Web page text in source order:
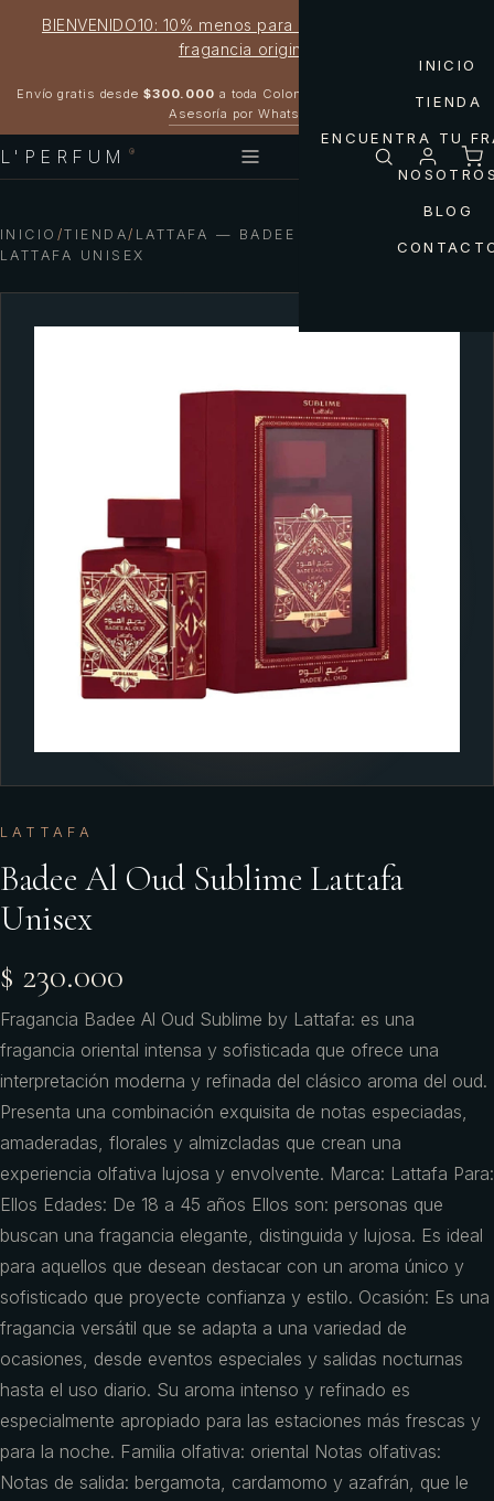
BIENVENIDO10: 10% menos para estrenar tu próxima
fragancia original
Envío gratis desde $300.000 a toda Colombia
Asesoría por WhatsApp
L'PERFUM ®
INICIO
TIENDA
ENCUENTRA TU
BLOG
INICIO /TIENDA/ LATTAFA — BADEE AL OUD SUBLIME
LATTAFA UNISEX
LATTAFA
Badee Al Oud Sublime Lattafa
Unisex
$ 230.000
Fragancia Badee Al Oud Sublime by Lattafa: es una
fragancia oriental intensa y sofisticada que ofrece una
interpretación moderna y refinada del clásico aroma del oud.
Presenta una combinación exquisita de notas especiadas,
amaderadas, florales y almizcladas que crean una
experiencia olfativa lujosa y envolvente. Marca: Lattafa Para:
Ellos Edades: De 18 a 45 años Ellos son: personas que
buscan una fragancia elegante, distinguida y lujosa. Es ideal
para aquellos que desean destacar con un aroma único y
sofisticado que proyecte confianza y estilo. Ocasión: Es una
fragancia versátil que se adapta a una variedad de
ocasiones, desde eventos especiales y salidas nocturnas
hasta el uso diario. Su aroma intenso y refinado es
especialmente apropiado para las estaciones más frescas y
para la noche. Familia olfativa: oriental Notas olfativas:
Notas de salida: bergamota, cardamomo y azafrán, que le